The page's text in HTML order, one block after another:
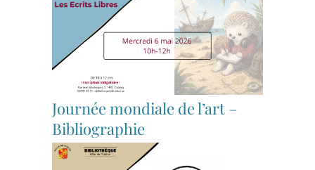
Journée mondiale de l’art –
Bibliographie